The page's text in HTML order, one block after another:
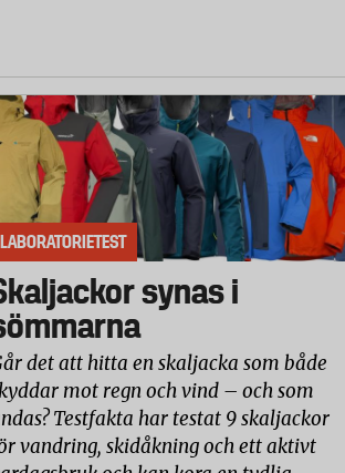
LABORATORIETEST
synas i
det att hitta en skaljacka som både
mot regn och vind – och som
Testfakta har testat 9 skaljackor
vandring, skidåkning och ett aktivt